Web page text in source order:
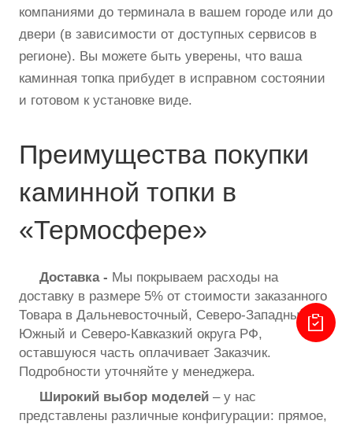
компаниями до терминала в вашем городе или до
двери (в зависимости от доступных сервисов в
регионе). Вы можете быть уверены, что ваша
каминная топка прибудет в исправном состоянии
и готовом к установке виде.
Преимущества покупки
каминной топки в
«Термосфере»
Доставка - Мы покрываем расходы на
доставку в размере 5% от стоимости заказанного
Товара в Дальневосточный, Северо-Западный,
Южный и Северо-Кавказкий округа РФ,
оставшуюся часть оплачивает Заказчик.
Подробности уточняйте у менеджера.
Широкий выбор моделей – у нас
представлены различные конфигурации: прямое,